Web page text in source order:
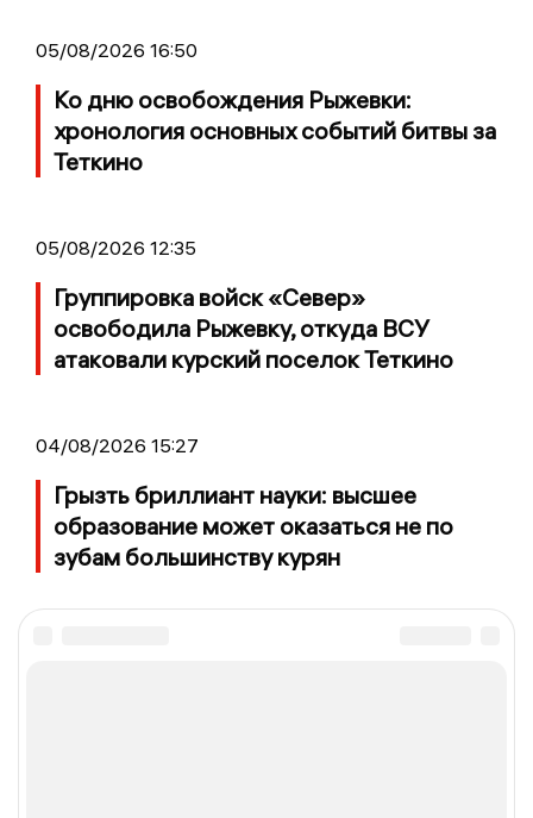
05/08/2026 16:50
Ко дню освобождения Рыжевки:
хронология основных событий битвы за
Теткино
05/08/2026 12:35
Группировка войск «Север»
освободила Рыжевку, откуда ВСУ
атаковали курский поселок Теткино
04/08/2026 15:27
Грызть бриллиант науки: высшее
образование может оказаться не по
зубам большинству курян